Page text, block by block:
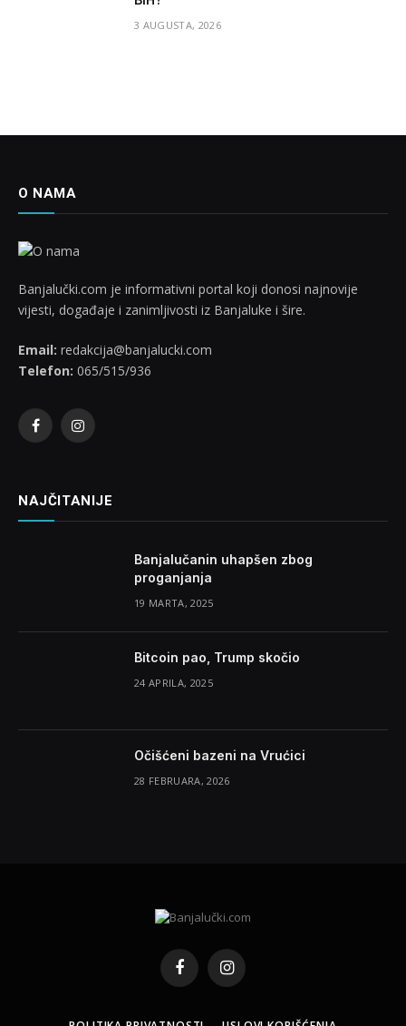
3 AUGUSTA, 2026
O NAMA
Banjalučki.com je informativni portal koji donosi najnovije
vijesti, događaje i zanimljivosti iz Banjaluke i šire.
Email: redakcija@banjalucki.com
Telefon: 065/515/936
FacebookInstagram
NAJČITANIJE
Banjalučanin uhapšen zbog
proganjanja
19 MARTA, 2025
Bitcoin pao, Trump skočio
24 APRILA, 2025
Očišćeni bazeni na Vrućici
28 FEBRUARA, 2026
FacebookInstagram